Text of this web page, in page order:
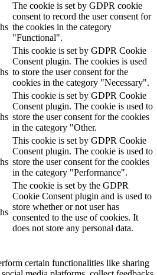
The cookie is set by GDPR cookie
consent to record the user consent for
the cookies in the category
"Functional".
This cookie is set by GDPR Cookie
Consent plugin. The cookies is used
to store the user consent for the
cookies in the category "Necessary".
This cookie is set by GDPR Cookie
Consent plugin. The cookie is used to
store the user consent for the cookies
in the category "Other.
This cookie is set by GDPR Cookie
Consent plugin. The cookie is used to
store the user consent for the cookies
in the category "Performance".
The cookie is set by the GDPR
Cookie Consent plugin and is used to
store whether or not user has
consented to the use of cookies. It
does not store any personal data.
certain functionalities like sharing